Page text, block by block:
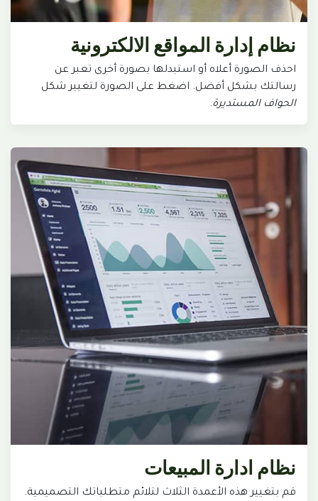
نظام إدارة المواقع الالكترونية
احذف الصورة أعلاه أو استبدلها بصورة أخرى تعبر عن
رسالتك بشكل أفضل. اضغط على الصورة لتغيير شكل
الحواف المستديرة.
نظام ادارة المبيعات
قم بتغيير هذه الأعمدة الثلاث لتلائم متطلباتك التصميمية.